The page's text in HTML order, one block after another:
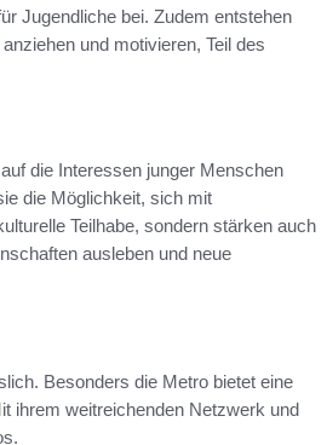
Jugendliche bei. Zudem entstehen
und motivieren, Teil des
die Interessen junger Menschen
die Möglichkeit, sich mit
Teilhabe, sondern stärken auch
ausleben und neue
Besonders die Metro bietet eine
ihrem weitreichenden Netzwerk und